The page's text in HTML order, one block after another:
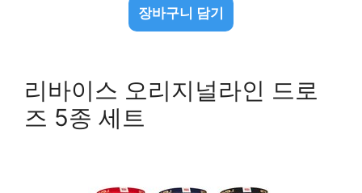
장바구니 담기
리바이스 오리지널라인 드로
즈 5종 세트